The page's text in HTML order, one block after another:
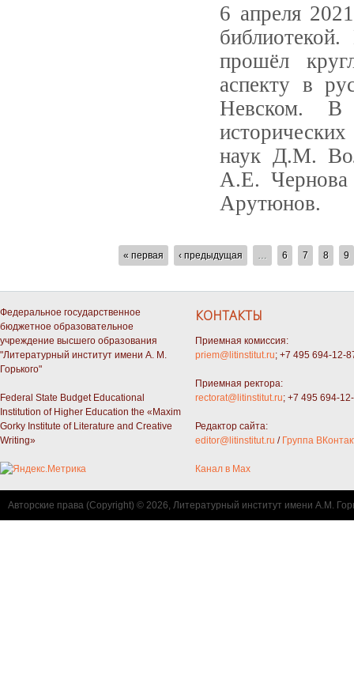
6 апреля
прошёл
аспекту в
Невском. В
наук Д.М.
А.Е. Чернова
Арутюнов.
СТРАНИЦЫ« первая ‹ предыдущая 6 7 8 9
Федеральное государственное
бюджетное образовательное
учреждение высшего образования
"Литературный институт имени А. М.
Горького"
Federal State Budget Educational
Institution of Higher Education the «Maxim
Gorky Institute of Literature and Creative
Writing»
КОНТАКТЫ
Приемная комиссия:
priem@litinstitut.ru; +7 495 694-12-
Приемная ректора:
rectorat@litinstitut.ru; +7 495 694-
Редактор сайта:
editor@litinstitut.ru / Группа
Канал в Max
Авторские права (Copyright) © 2026, Литературный институт имени А.М.